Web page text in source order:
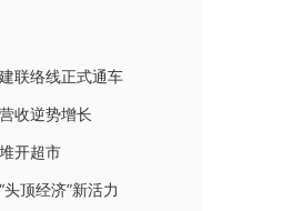
联络线正式通车
收逆势增长
开超市
顶经济”新活力